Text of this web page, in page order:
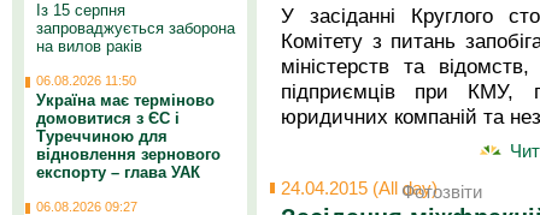
У засіданні Круглого
Комітету з питань
міністерств та
підприємців при КМУ,
юридичних компаній та
24.04.2015 (All day)Фотозвіти
Із 15 серпня
запроваджується заборона
на вилов раків
06.08.2026 11:50
Україна має терміново
домовитися з ЄС і
Туреччиною для
відновлення зернового
експорту – глава УАК
06.08.2026 09:27